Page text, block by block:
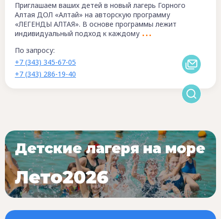
Приглашаем ваших детей в новый лагерь Горного
Алтая ДОЛ «Алтай» на авторскую программу
«ЛЕГЕНДЫ АЛТАЯ». В основе программы лежит
индивидуальный подход к каждому
По запросу:
+7 (343) 345-67-05
+7 (343) 286-19-40
Детские лагеря на море
Лето2026